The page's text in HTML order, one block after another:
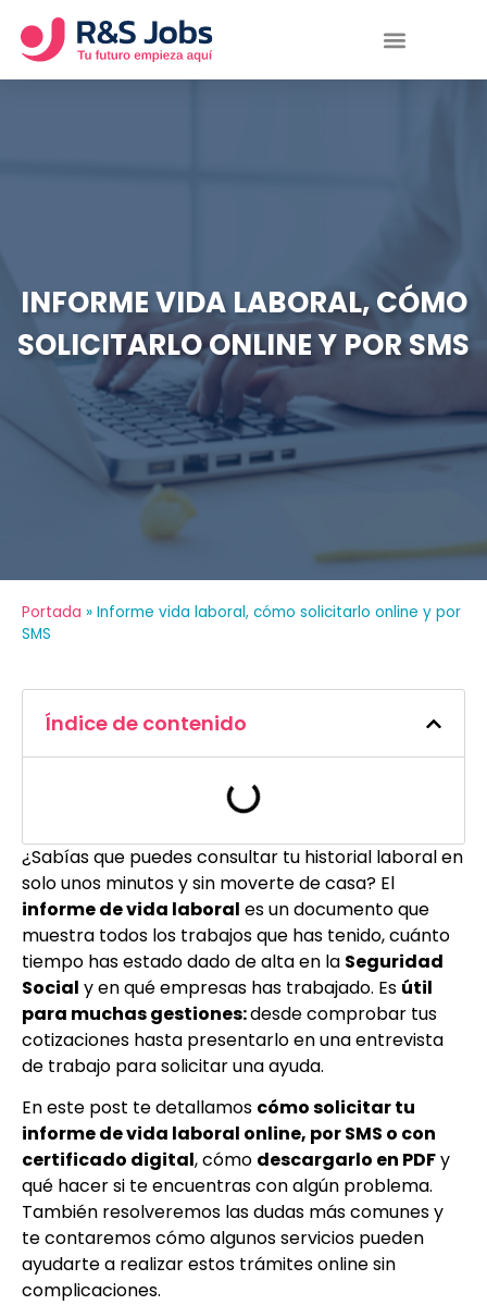
INFORME VIDA LABORAL, CÓMO
SOLICITARLO ONLINE Y POR SMS
Portada » Informe vida laboral, cómo solicitarlo online y por
SMS
Índice de contenido
¿Sabías que puedes consultar tu historial laboral en
solo unos minutos y sin moverte de casa? El
informe de vida laboral es un documento que
muestra todos los trabajos que has tenido, cuánto
tiempo has estado dado de alta en la Seguridad
Social y en qué empresas has trabajado. Es útil
para muchas gestiones:desde comprobar tus
cotizaciones hasta presentarlo en una entrevista
de trabajo para solicitar una ayuda.
En este post te detallamos cómo solicitar tu
informe de vida laboral online, por SMS o con
certificado digital, cómo descargarlo en PDFy
qué hacer si te encuentras con algún problema.
También resolveremos las dudas más comunes y
te contaremos cómo algunos servicios pueden
ayudarte a realizar estos trámites online sin
complicaciones.